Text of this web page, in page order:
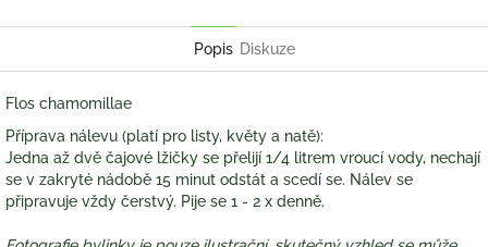
Popis Diskuze
Flos chamomillae
Příprava nálevu (platí pro listy, květy a natě):
Jedna až dvě čajové lžičky se přelijí 1/4 litrem vroucí vody, nechají
se v zakryté nádobě 15 minut odstát a scedí se. Nálev se
připravuje vždy čerstvý. Pije se 1 - 2 x denně.